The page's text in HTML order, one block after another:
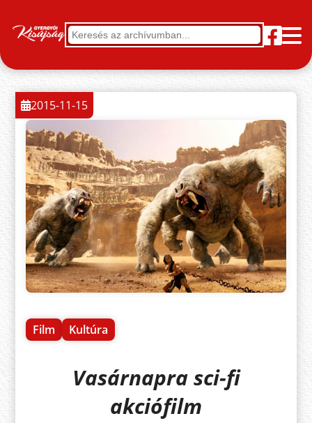
Film Kultúra
2015-11-15
Vasárnapra sci-fi
akciófilm